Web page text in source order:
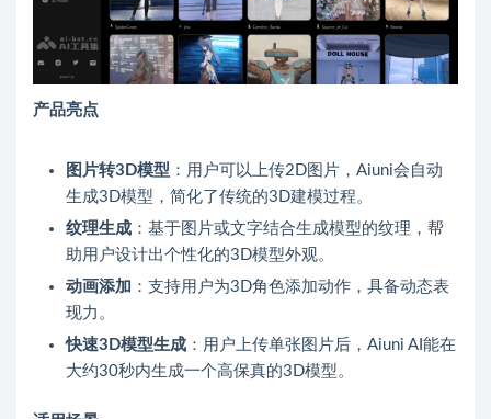
产品亮点
图片转3D模型 ：用户可以上传2D图片，Aiuni会自动
生成3D模型，简化了传统的3D建模过程。
纹理生成 ：基于图片或文字结合生成模型的纹理，帮
助用户设计出个性化的3D模型外观。
动画添加 ：支持用户为3D角色添加动作，具备动态表
现力。
快速3D模型生成 ：用户上传单张图片后，Aiuni AI能在
大约30秒内生成一个高保真的3D模型。